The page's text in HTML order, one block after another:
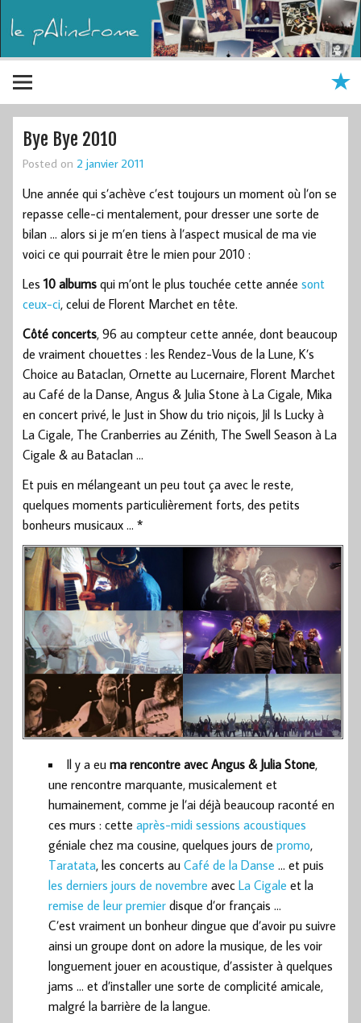
Bye Bye 2010
Posted on 2 janvier 2011
Une année qui s’achève c’est toujours un moment où l’on se
repasse celle-ci mentalement, pour dresser une sorte de
bilan … alors si je m’en tiens à l’aspect musical de ma vie
voici ce qui pourrait être le mien pour 2010 :
Les10 albums qui m’ont le plus touchée cette année sont
ceux-ci, celui de Florent Marchet en tête.
Côté concerts, 96 au compteur cette année, dont beaucoup
de vraiment chouettes : les Rendez-Vous de la Lune, K’s
Choice au Bataclan, Ornette au Lucernaire, Florent Marchet
au Café de la Danse, Angus & Julia Stone à La Cigale, Mika
en concert privé, le Just in Show du trio niçois, Jil Is Lucky à
La Cigale, The Cranberries au Zénith, The Swell Season à La
Cigale & au Bataclan …
Et puis en mélangeant un peu tout ça avec le reste,
quelques moments particulièrement forts, des petits
bonheurs musicaux … *
Il y a eu ma rencontre avec Angus & Julia Stone,
une rencontre marquante, musicalement et
humainement, comme je l’ai déjà beaucoup raconté en
ces murs : cette après-midi sessions acoustiques
géniale chez ma cousine, quelques jours de promo,
Taratata, les concerts au Café de la Danse … et puis
les derniers jours de novembre avec La Cigale et la
remise de leur premier disque d’or français …
C’est vraiment un bonheur dingue que d’avoir pu suivre
ainsi un groupe dont on adore la musique, de les voir
longuement jouer en acoustique, d’assister à quelques
jams … et d’installer une sorte de complicité amicale,
malgré la barrière de la langue.